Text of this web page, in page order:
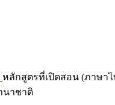
หลักสูตรที่เปิดสอน (ภาษาไ
นาชาติ